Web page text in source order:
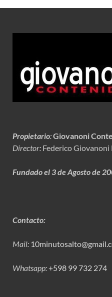
Propietario:Giovanoni
Director: Federico Giovanoni
Fundado el 3 de Agosto de
Contacto:
Mail:
Whatsapp:+598 99 732 274